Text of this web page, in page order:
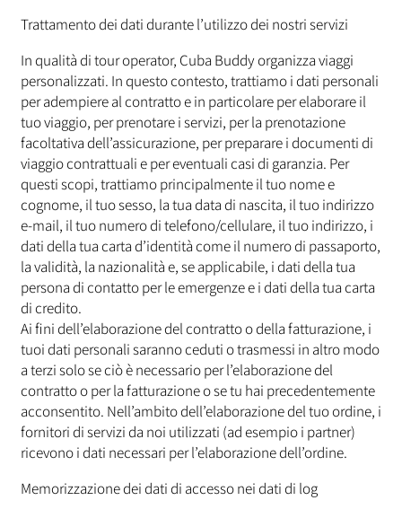
Trattamento dei dati durante l’utilizzo dei nostri servizi
In qualità di tour operator, Cuba Buddy organizza viaggi
personalizzati. In questo contesto, trattiamo i dati personali
per adempiere al contratto e in particolare per elaborare il
tuo viaggio, per prenotare i servizi, per la prenotazione
facoltativa dell’assicurazione, per preparare i documenti di
viaggio contrattuali e per eventuali casi di garanzia. Per
questi scopi, trattiamo principalmente il tuo nome e
cognome, il tuo sesso, la tua data di nascita, il tuo indirizzo
e-mail, il tuo numero di telefono/cellulare, il tuo indirizzo, i
dati della tua carta d’identità come il numero di passaporto,
la validità, la nazionalità e, se applicabile, i dati della tua
persona di contatto per le emergenze e i dati della tua carta
di credito.
Ai fini dell’elaborazione del contratto o della fatturazione, i
tuoi dati personali saranno ceduti o trasmessi in altro modo
a terzi solo se ciò è necessario per l’elaborazione del
contratto o per la fatturazione o se tu hai precedentemente
acconsentito. Nell’ambito dell’elaborazione del tuo ordine, i
fornitori di servizi da noi utilizzati (ad esempio i partner)
ricevono i dati necessari per l’elaborazione dell’ordine.
Memorizzazione dei dati di accesso nei dati di log